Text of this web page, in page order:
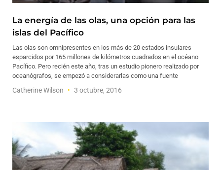
La energía de las olas, una opción para las
islas del Pacífico
Las olas son omnipresentes en los más de 20 estados insulares
esparcidos por 165 millones de kilómetros cuadrados en el océano
Pacífico. Pero recién este año, tras un estudio pionero realizado por
oceanógrafos, se empezó a considerarlas como una fuente
Catherine Wilson 3 octubre, 2016